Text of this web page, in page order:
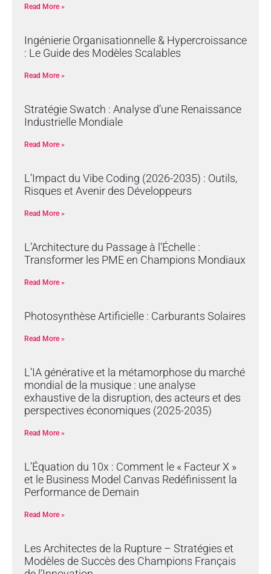
Read More »
Ingénierie Organisationnelle & Hypercroissance
: Le Guide des Modèles Scalables
Read More »
Stratégie Swatch : Analyse d’une Renaissance
Industrielle Mondiale
Read More »
L’Impact du Vibe Coding (2026-2035) : Outils,
Risques et Avenir des Développeurs
Read More »
L’Architecture du Passage à l’Échelle :
Transformer les PME en Champions Mondiaux
Read More »
Photosynthèse Artificielle : Carburants Solaires
Read More »
L’IA générative et la métamorphose du marché
mondial de la musique : une analyse
exhaustive de la disruption, des acteurs et des
perspectives économiques (2025-2035)
Read More »
L’Équation du 10x : Comment le « Facteur X »
et le Business Model Canvas Redéfinissent la
Performance de Demain
Read More »
Les Architectes de la Rupture – Stratégies et
Modèles de Succès des Champions Français